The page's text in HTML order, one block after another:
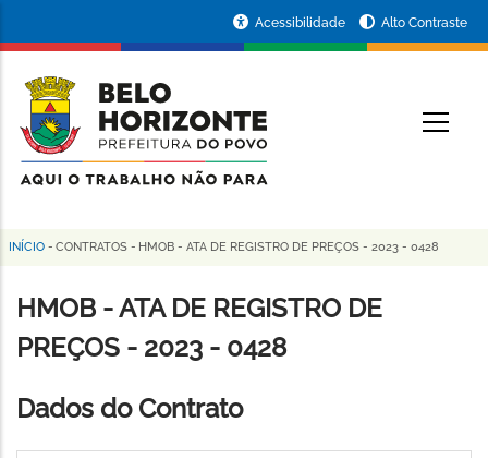
conteúdo
principal
da
Prefeitura
de
Horizonte
Acessibilidade Alto Contraste
Trilha
de
navegação
INÍCIO - CONTRATOS - HMOB - ATA DE REGISTRO DE PREÇOS - 2023 - 0428
HMOB - ATA DE REGISTRO DE
PREÇOS - 2023 - 0428
Dados do Contrato